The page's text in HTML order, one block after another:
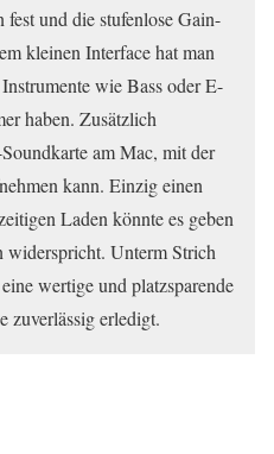
und die stufenlose Gain-
kleinen Interface hat man
wie Bass oder E-
haben. Zusätzlich
am Mac, mit der
kann. Einzig einen
Laden könnte es geben
widerspricht. Unterm Strich
wertige und platzsparende
zuverlässig erledigt.